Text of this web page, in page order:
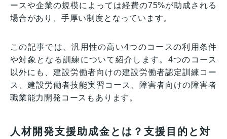
ースや企業の規模によっては経費の75%が助成される
場合があり、手厚い制度となっています。
この記事では、汎用性の高い4つのコースの利用条件
や対象となる訓練について紹介します。4つのコース
以外にも、建設労働者向けの建設労働者認定訓練コー
ス、建設労働者技能実習コース、障害者向けの障害者
職業能力開発コースもあります。
人材開発支援助成金とは？支援目的と対